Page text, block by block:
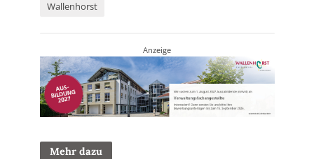
Wallenhorst
Anzeige
Mehr dazu